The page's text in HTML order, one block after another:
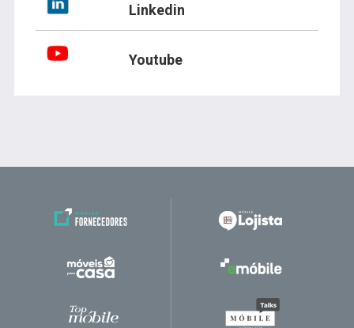
Linkedin
Youtube